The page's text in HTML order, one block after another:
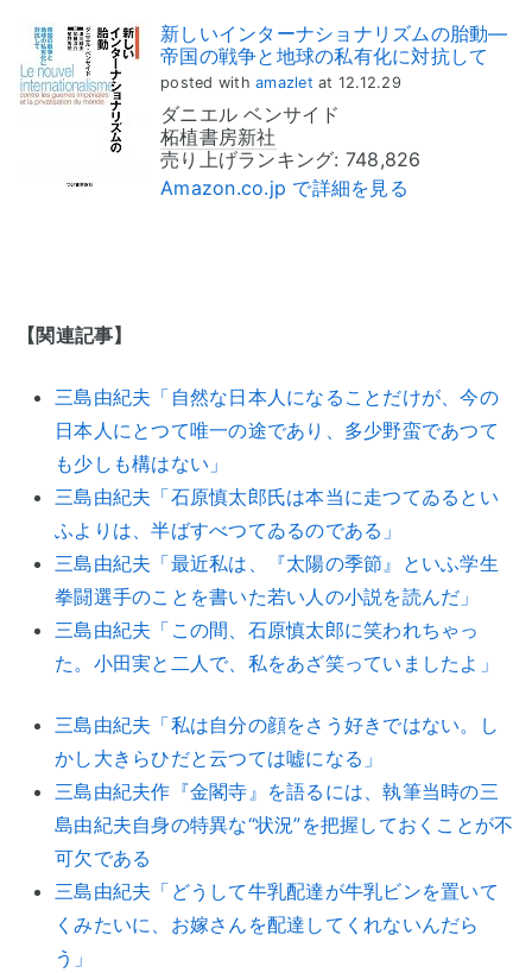
新しいインターナショナリズムの胎動―
帝国の戦争と地球の私有化に対抗して
posted with amazlet at 12.12.29
ダニエル ベンサイド
柘植書房新社
売り上げランキング: 748,826
Amazon.co.jp で詳細を見る
【関連記事】
三島由紀夫「自然な日本人になることだけが、今の
日本人にとつて唯一の途であり、多少野蛮であつて
も少しも構はない」
三島由紀夫「石原慎太郎氏は本当に走つてゐるとい
ふよりは、半ばすべつてゐるのである」
三島由紀夫「最近私は、『太陽の季節』といふ学生
拳闘選手のことを書いた若い人の小説を読んだ」
三島由紀夫「この間、石原慎太郎に笑われちゃっ
た。小田実と二人で、私をあざ笑っていましたよ」
三島由紀夫「私は自分の顔をさう好きではない。し
かし大きらひだと云つては嘘になる」
三島由紀夫作『金閣寺』を語るには、執筆当時の三
島由紀夫自身の特異な“状況”を把握しておくことが不
可欠である
三島由紀夫「どうして牛乳配達が牛乳ビンを置いて
くみたいに、お嫁さんを配達してくれないんだら
う」